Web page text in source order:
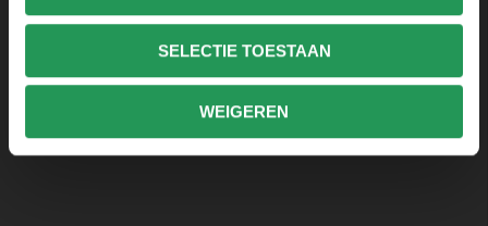
SELECTIE TOESTAAN
WEIGEREN